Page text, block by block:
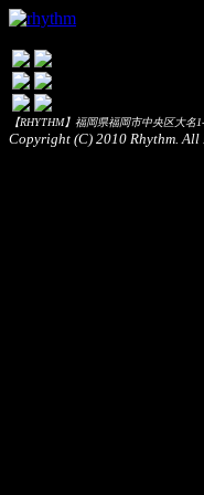
【RHYTHM】福岡県福岡市中央区大名
Copyright (C) 2010 Rhythm. All